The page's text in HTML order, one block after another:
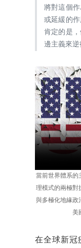
將對這個
或延緩的
肯定的是
邊主義來逆
當前世界體系的
理模式的兩極對
與多極化地緣政
美
在全球新冠